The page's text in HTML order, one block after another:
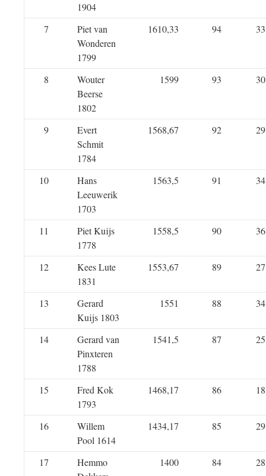
1904
7
Piet van
Wonderen
1799
1610,33 94 33
8
Wouter
Beerse
1802
1599 93 30
9
Evert
Schmit
1784
1568,67 92 29
10
Hans
Leeuwerik
1703
1563,5 91 34
11
Piet Kuijs
1778
1558,5 90 36
12
Kees Lute
1831
1553,67 89 27
13
Gerard
Kuijs 1803
1551 88 34
14
Gerard van
Pinxteren
1788
1541,5 87 25
15
Fred Kok
1793
1468,17 86 18
16
Willem
Pool 1614
1434,17 85 29
17
Hemmo
1400 84 28